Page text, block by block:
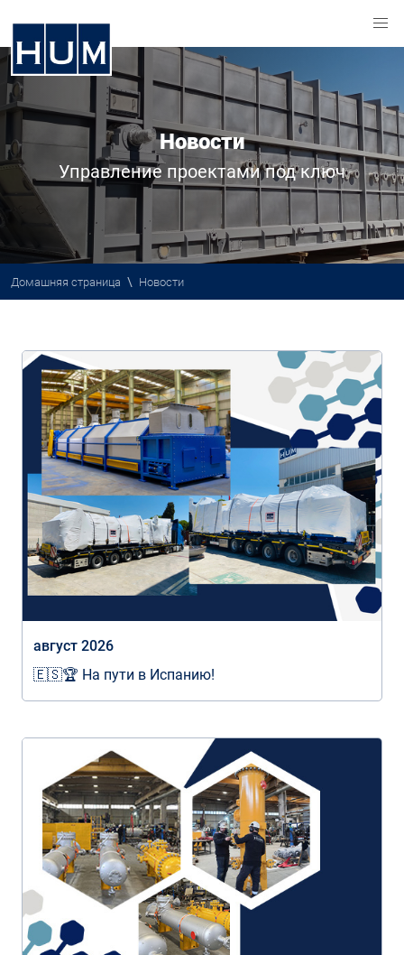
Новости
Управление проектами под ключ
Домашняя страница \ Новости
август 2026
🇪🇸🏆 На пути в Испанию!